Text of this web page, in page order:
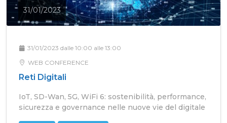
31/01/2023
31/01/2023 dalle 10:00 alle 13:00
WEB CONFERENCE
Reti Digitali
IoT, SD-Wan, 5G, WiFi 6: sostenibilità, performance,
sicurezza e governance nelle nuove vie del digitale